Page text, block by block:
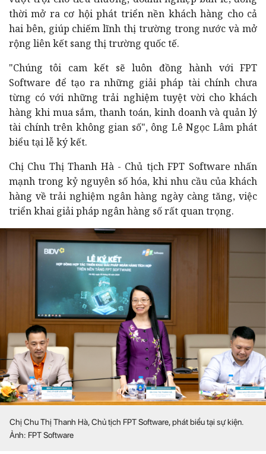
thời mở ra cơ hội phát triển nền khách hàng cho cả
hai bên, giúp chiếm lĩnh thị trường trong nước và mở
rộng liên kết sang thị trường quốc tế.
"Chúng tôi cam kết sẽ luôn đồng hành với FPT
Software để tạo ra những giải pháp tài chính chưa
từng có với những trải nghiệm tuyệt vời cho khách
hàng khi mua sắm, thanh toán, kinh doanh và quản lý
tài chính trên không gian số", ông Lê Ngọc Lâm phát
biểu tại lễ ký kết.
Chị Chu Thị Thanh Hà - Chủ tịch FPT Software nhấn
mạnh trong kỷ nguyên số hóa, khi nhu cầu của khách
hàng về trải nghiệm ngân hàng ngày càng tăng, việc
triển khai giải pháp ngân hàng số rất quan trọng.
Chị Chu Thị Thanh Hà, Chủ tịch FPT Software, phát biểu tại sự kiện.
Ảnh: FPT Software